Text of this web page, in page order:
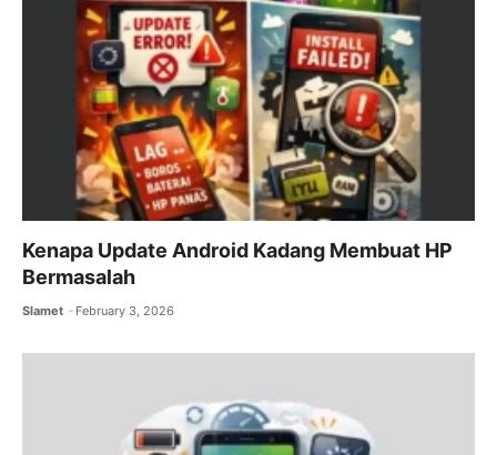
Kenapa Update Android Kadang Membuat HP
Bermasalah
Slamet February 3, 2026